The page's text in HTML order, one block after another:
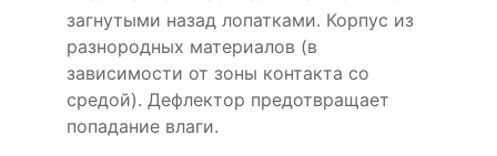
загнутыми назад лопатками. Корпус из
разнородных материалов (в
зависимости от зоны контакта со
средой). Дефлектор предотвращает
попадание влаги.